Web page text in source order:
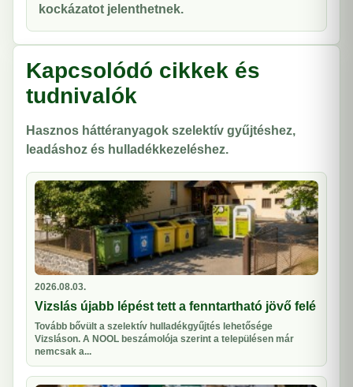
kockázatot jelenthetnek.
Kapcsolódó cikkek és
tudnivalók
Hasznos háttéranyagok szelektív gyűjtéshez,
leadáshoz és hulladékkezeléshez.
2026.08.03.
Vizslás újabb lépést tett a fenntartható jövő felé
Tovább bővült a szelektív hulladékgyűjtés lehetősége
Vizsláson. A NOOL beszámolója szerint a településen már
nemcsak a...